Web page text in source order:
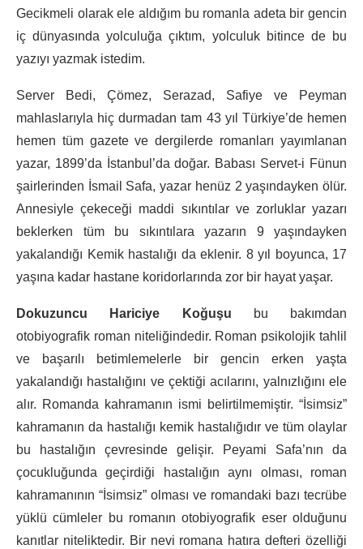
Gecikmeli olarak ele aldığım bu romanla adeta bir gencin
iç dünyasında yolculuğa çıktım, yolculuk bitince de bu
yazıyı yazmak istedim.
Server Bedi, Çömez, Serazad, Safiye ve Peyman
mahlaslarıyla hiç durmadan tam 43 yıl Türkiye’de hemen
hemen tüm gazete ve dergilerde romanları yayımlanan
yazar, 1899’da İstanbul’da doğar. Babası Servet-i Fünun
şairlerinden İsmail Safa, yazar henüz 2 yaşındayken ölür.
Annesiyle çekeceği maddi sıkıntılar ve zorluklar yazarı
beklerken tüm bu sıkıntılara yazarın 9 yaşındayken
yakalandığı Kemik hastalığı da eklenir. 8 yıl boyunca, 17
yaşına kadar hastane koridorlarında zor bir hayat yaşar.
Dokuzuncu Hariciye Koğuşu bu bakımdan
otobiyografik roman niteliğindedir. Roman psikolojik tahlil
ve başarılı betimlemelerle bir gencin erken yaşta
yakalandığı hastalığını ve çektiği acılarını, yalnızlığını ele
alır. Romanda kahramanın ismi belirtilmemiştir. “İsimsiz”
kahramanın da hastalığı kemik hastalığıdır ve tüm olaylar
bu hastalığın çevresinde gelişir. Peyami Safa’nın da
çocukluğunda geçirdiği hastalığın aynı olması, roman
kahramanının “İsimsiz” olması ve romandaki bazı tecrübe
yüklü cümleler bu romanın otobiyografik eser olduğunu
kanıtlar niteliktedir. Bir nevi romana hatıra defteri özelliği